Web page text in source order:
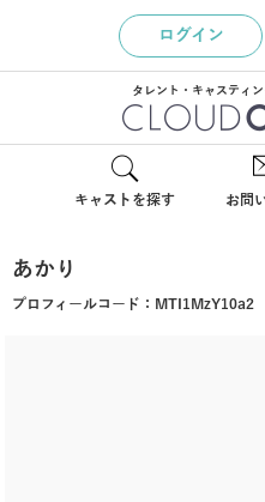
ログイン
タレント・キャスティ
キャストを探す お問
あかり
プロフィールコード： MTI1MzY10a2